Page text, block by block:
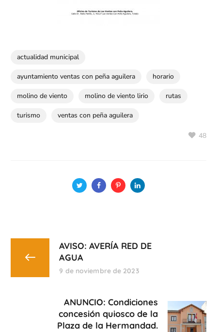
actualidad municipal
ayuntamiento ventas con peña aguilera horario
molino de viento molino de viento lirio rutas
turismo ventas con peña aguilera
48
AVISO: AVERÍA RED DE
AGUA
9 de noviembre de 2023
ANUNCIO: Condiciones
concesión quiosco de la
Plaza de la Hermandad.